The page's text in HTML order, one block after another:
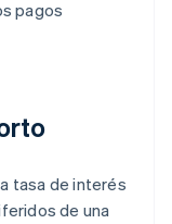
pagos
tasa de interés
de una